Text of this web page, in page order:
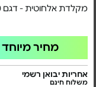
מקלדת אלחוטית - דגם K780
מחיר מיוחד
אחריות יבואן רשמי
משלוח חינם